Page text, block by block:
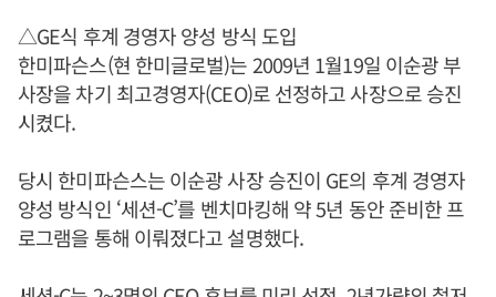
△GE식 후계 경영자 양성 방식 도입
한미파슨스(현 한미글로벌)는 2009년 1월19일 이순광 부
사장을 차기 최고경영자(CEO)로 선정하고 사장으로 승진
시켰다.
당시 한미파슨스는 이순광 사장 승진이 GE의 후계 경영자
양성 방식인 ‘세션-C’를 벤치마킹해 약 5년 동안 준비한 프
로그램을 통해 이뤄졌다고 설명했다.